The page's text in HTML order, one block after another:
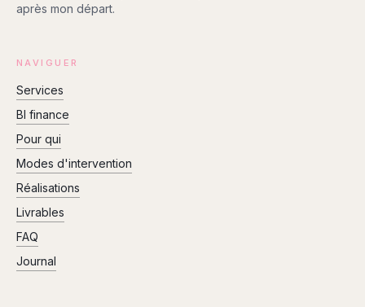
après mon départ.
NAVIGUER
Services
BI finance
Pour qui
Modes d'intervention
Réalisations
Livrables
FAQ
Journal